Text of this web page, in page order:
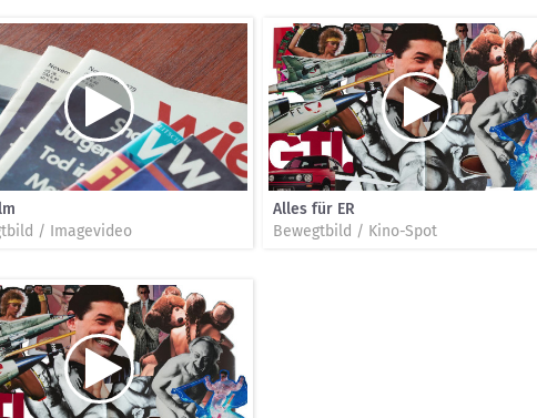
/ Imagevideo
Alles für ER
Bewegtbild / Kino-Spot